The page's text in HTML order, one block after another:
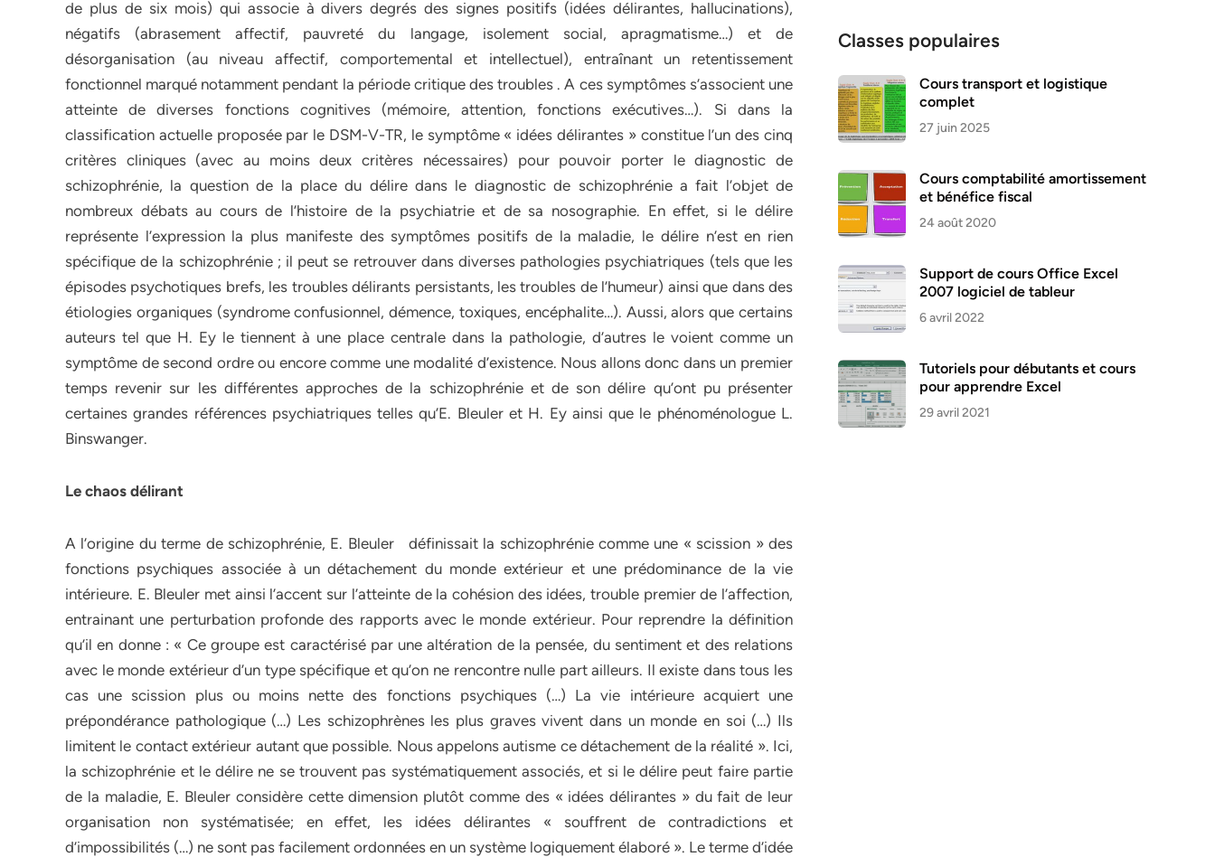
de plus de six mois) qui associe à divers degrés des signes positifs (idées délirantes, hallucinations),
négatifs (abrasement affectif, pauvreté du langage, isolement social, apragmatisme…) et de
désorganisation (au niveau affectif, comportemental et intellectuel), entraînant un retentissement
fonctionnel marqué notamment pendant la période critique des troubles . A ces symptômes s’associent une
atteinte de diverses fonctions cognitives (mémoire, attention, fonctions exécutives…). Si dans la
classification actuelle proposée par le DSM-V-TR, le symptôme « idées délirantes » constitue l’un des cinq
critères cliniques (avec au moins deux critères nécessaires) pour pouvoir porter le diagnostic de
schizophrénie, la question de la place du délire dans le diagnostic de schizophrénie a fait l’objet de
nombreux débats au cours de l’histoire de la psychiatrie et de sa nosographie. En effet, si le délire
représente l’expression la plus manifeste des symptômes positifs de la maladie, le délire n’est en rien
spécifique de la schizophrénie ; il peut se retrouver dans diverses pathologies psychiatriques (tels que les
épisodes psychotiques brefs, les troubles délirants persistants, les troubles de l’humeur) ainsi que dans des
étiologies organiques (syndrome confusionnel, démence, toxiques, encéphalite…). Aussi, alors que certains
auteurs tel que H. Ey le tiennent à une place centrale dans la pathologie, d’autres le voient comme un
symptôme de second ordre ou encore comme une modalité d’existence. Nous allons donc dans un premier
temps revenir sur les différentes approches de la schizophrénie et de son délire qu’ont pu présenter
certaines grandes références psychiatriques telles qu’E. Bleuler et H. Ey ainsi que le phénoménologue L.
Binswanger.
Le chaos délirant
A l’origine du terme de schizophrénie, E. Bleuler définissait la schizophrénie comme une « scission » des
fonctions psychiques associée à un détachement du monde extérieur et une prédominance de la vie
intérieure. E. Bleuler met ainsi l’accent sur l’atteinte de la cohésion des idées, trouble premier de l’affection,
entrainant une perturbation profonde des rapports avec le monde extérieur. Pour reprendre la définition
qu’il en donne : « Ce groupe est caractérisé par une altération de la pensée, du sentiment et des relations
avec le monde extérieur d’un type spécifique et qu’on ne rencontre nulle part ailleurs. Il existe dans tous les
cas une scission plus ou moins nette des fonctions psychiques (…) La vie intérieure acquiert une
prépondérance pathologique (…) Les schizophrènes les plus graves vivent dans un monde en soi (…) Ils
limitent le contact extérieur autant que possible. Nous appelons autisme ce détachement de la réalité ». Ici,
la schizophrénie et le délire ne se trouvent pas systématiquement associés, et si le délire peut faire partie
de la maladie, E. Bleuler considère cette dimension plutôt comme des « idées délirantes » du fait de leur
organisation non systématisée; en effet, les idées délirantes « souffrent de contradictions et
d’impossibilités (…) ne sont pas facilement ordonnées en un système logiquement élaboré ». Le terme d’idée
Classes populaires
Cours transport et logistique
complet
27 juin 2025
Cours comptabilité amortissement
et bénéfice fiscal
24 août 2020
Support de cours Office Excel
2007 logiciel de tableur
6 avril 2022
Tutoriels pour débutants et cours
pour apprendre Excel
29 avril 2021